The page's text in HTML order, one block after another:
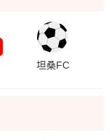
坦桑FC